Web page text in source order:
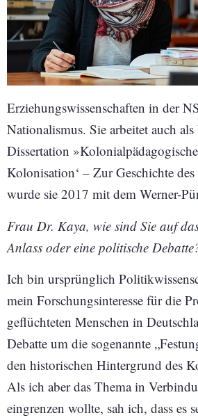
Erziehungswissenschaften in der
Nationalismus. Sie arbeitet auch
Dissertation
Kolonisation‘ – Zur Geschichte
wurde sie 2017 mit dem Werner-
Frau Dr. Kaya, wie sind Sie auf
Anlass oder eine politische
Ich bin ursprünglich
mein Forschungsinteresse für die
geflüchteten Menschen in
Debatte um die sogenannte
den historischen Hintergrund des
Als ich aber das Thema in
eingrenzen wollte, sah ich, dass es